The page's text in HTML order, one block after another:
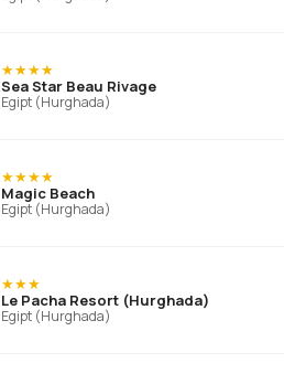
★★★★
Sea Star Beau Rivage
Egipt (Hurghada)
★★★★
Magic Beach
Egipt (Hurghada)
★★★
Le Pacha Resort (Hurghada)
Egipt (Hurghada)